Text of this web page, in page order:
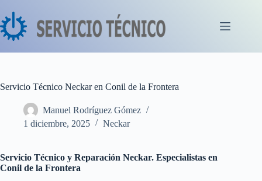
al
contenido
Servicio Técnico Neckar en Conil de la Frontera
Manuel Rodríguez Gómez
1 diciembre, 2025
Neckar
Servicio Técnico y Reparación Neckar. Especialistas en
Conil de la Frontera